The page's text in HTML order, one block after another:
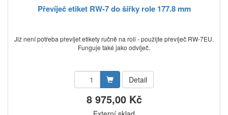
Převíječ etiket RW-7 do šířky role 177.8 mm
Již není potřeba převíjet etikety ručně na roli - použijte převíječ RW-7EU.
Funguje také jako odvíječ.
Detail
8 975,00 Kč